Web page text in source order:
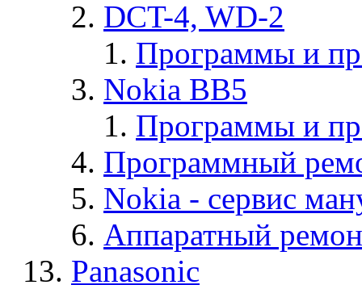
DCT-4, WD-2
Программы и
Nokia BB5
Программы и
Программный
Nokia - cервис
Аппаратный
Panasonic